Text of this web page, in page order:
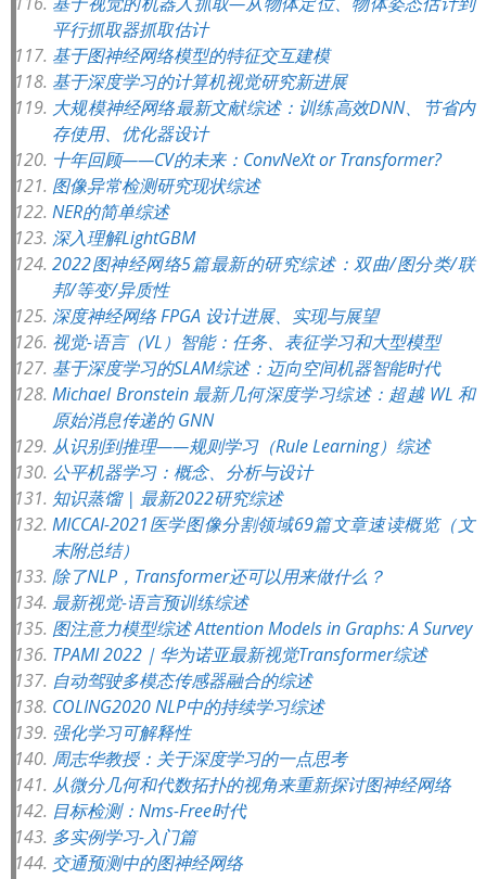
平行抓取器抓取估计
基于图神经网络模型的特征交互建模
基于深度学习的计算机视觉研究新进展
大规模神经网络最新文献综述：训练高效DNN、节省内
存使用、优化器设计
十年回顾——CV的未来：ConvNeXt or Transformer?
图像异常检测研究现状综述
NER的简单综述
深入理解LightGBM
2022图神经网络5篇最新的研究综述：双曲/图分类/联
邦/等变/异质性
深度神经网络 FPGA 设计进展、实现与展望
视觉-语言（VL）智能：任务、表征学习和大型模型
基于深度学习的SLAM综述：迈向空间机器智能时代
Michael Bronstein 最新几何深度学习综述：超越 WL 和
原始消息传递的 GNN
从识别到推理——规则学习（Rule Learning）综述
公平机器学习：概念、分析与设计
知识蒸馏 | 最新2022研究综述
MICCAI-2021医学图像分割领域69篇文章速读概览（文
末附总结）
除了NLP，Transformer还可以用来做什么？
最新视觉-语言预训练综述
图注意力模型综述 Attention Models in Graphs: A Survey
TPAMI 2022｜华为诺亚最新视觉Transformer综述
自动驾驶多模态传感器融合的综述
COLING2020 NLP中的持续学习综述
强化学习可解释性
周志华教授：关于深度学习的一点思考
从微分几何和代数拓扑的视角来重新探讨图神经网络
目标检测：Nms-Free时代
多实例学习-入门篇
交通预测中的图神经网络